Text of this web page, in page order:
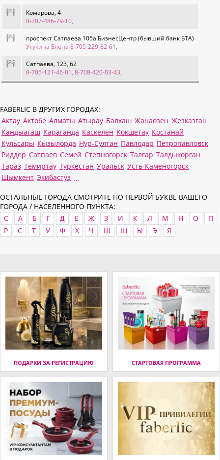
Комарова, 4
8-707-486-79-10,
проспект Сатпаева 105а БизнесЦентр (бывший банк БТА)
Утукина Елена 8-705-229-82-61,
Сатпаева, 123, 62
8-705-121-46-01, 8-708-420-03-43,
FABERLIC В ДРУГИХ ГОРОДАХ:
Актау Актобе Алматы Атырау Балхаш Жанаозен Жезказган
Кандыагаш Караганда Каскелен Кокшетау Костанай
Кульсары Кызылорда Нур-Султан Павлодар Петропавловск
Риддер Сатпаев Семей Степногорск Талгар Талдыкорган
Тараз Темиртау Туркестан Уральск Усть-Каменогорск
Шымкент Экибастуз ...
ОСТАЛЬНЫЕ ГОРОДА СМОТРИТЕ ПО ПЕРВОЙ БУКВЕ ВАШЕГО
ГОРОДА / НАСЕЛЕННОГО ПУНКТА:
C
А Б Г Д Е Ж З И К Л М Н О
П
Р
С Т У Ф Х Ч Ш Щ Ы Э Я
ПОДАРКИ ЗА РЕГИСТРАЦИЮ СТАРТОВАЯ ПРОГРАММА